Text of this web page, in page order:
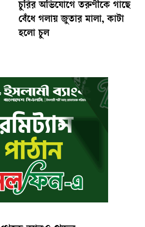
চুরির অভিযোগে তরুণীকে গাছে
বেঁধে গলায় জুতার মালা, কাটা
হলো চুল